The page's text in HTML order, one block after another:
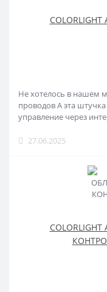
Не хотелось в нашем
проводов А эта
управление через
27.06.2025